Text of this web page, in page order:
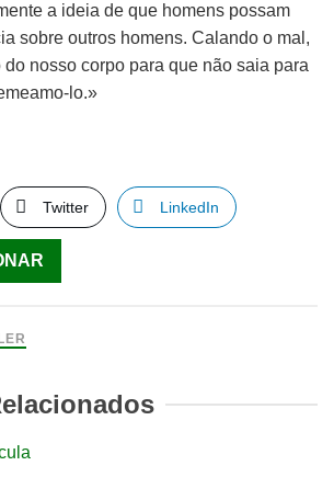
a ideia de que homens possam
sobre outros homens. Calando o mal,
nosso corpo para que não saia para
lo.»
Twitter LinkedIn